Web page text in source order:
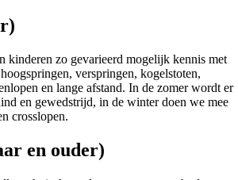
kinderen zo gevarieerd mogelijk kennis met
verspringen, kogelstoten,
en lange afstand. In de zomer wordt er
en gewedstrijd, in de winter doen we mee
crosslopen.
en ouder)